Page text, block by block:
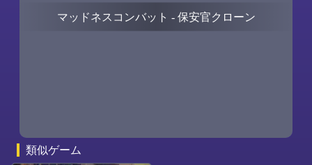
マッドネスコンバット - 保安官クローン
類似ゲーム